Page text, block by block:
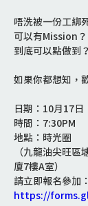
唔洗被一份工綁
可以有Mission？
到底可以點做到
如果你都想知，
日期：10月17日
時間：7:30PM
地點：時光圈
（九龍油尖旺
廈7樓A室）
請立即報名參加：
https://